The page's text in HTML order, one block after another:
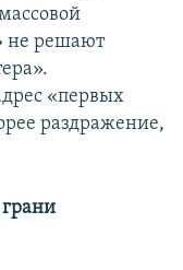
не решают
«первых
раздражение,